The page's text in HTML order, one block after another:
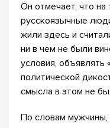
Он отмечает, что
русскоязычные
жили здесь и
ни в чем не были
условия, объявлять
политической
смысла в этом не
По словам мужчины,